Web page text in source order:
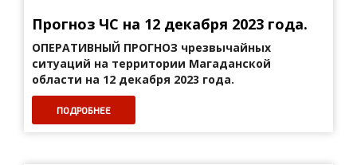
Прогноз ЧС на 12 декабря 2023 года.
ОПЕРАТИВНЫЙ ПРОГНОЗ чрезвычайных
ситуаций на территории Магаданской
области на 12 декабря 2023 года.
ПОДРОБНЕЕ